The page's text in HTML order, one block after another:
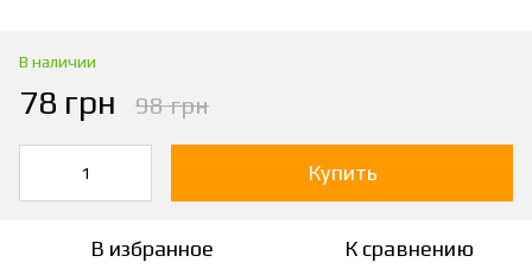
В наличии
78 грн 98 грн
Купить
В избранное К сравнению